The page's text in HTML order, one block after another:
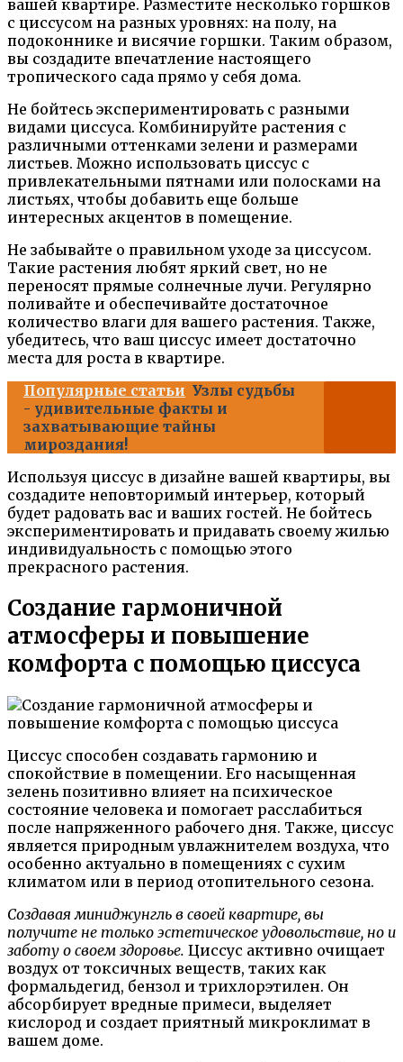
вашей квартире. Разместите несколько горшков
с циссусом на разных уровнях: на полу, на
подоконнике и висячие горшки. Таким образом,
вы создадите впечатление настоящего
тропического сада прямо у себя дома.
Не бойтесь экспериментировать с разными
видами циссуса. Комбинируйте растения с
различными оттенками зелени и размерами
листьев. Можно использовать циссус с
привлекательными пятнами или полосками на
листьях, чтобы добавить еще больше
интересных акцентов в помещение.
Не забывайте о правильном уходе за циссусом.
Такие растения любят яркий свет, но не
переносят прямые солнечные лучи. Регулярно
поливайте и обеспечивайте достаточное
количество влаги для вашего растения. Также,
убедитесь, что ваш циссус имеет достаточно
места для роста в квартире.
Популярные статьи Узлы судьбы
- удивительные факты и
захватывающие тайны
мироздания!
Используя циссус в дизайне вашей квартиры, вы
создадите неповторимый интерьер, который
будет радовать вас и ваших гостей. Не бойтесь
экспериментировать и придавать своему жилью
индивидуальность с помощью этого
прекрасного растения.
Создание гармоничной
атмосферы и повышение
комфорта с помощью циссуса
Циссус способен создавать гармонию и
спокойствие в помещении. Его насыщенная
зелень позитивно влияет на психическое
состояние человека и помогает расслабиться
после напряженного рабочего дня. Также, циссус
является природным увлажнителем воздуха, что
особенно актуально в помещениях с сухим
климатом или в период отопительного сезона.
Создавая миниджунгль в своей квартире, вы
получите не только эстетическое удовольствие, но и
заботу о своем здоровье. Циссус активно очищает
воздух от токсичных веществ, таких как
формальдегид, бензол и трихлорэтилен. Он
абсорбирует вредные примеси, выделяет
кислород и создает приятный микроклимат в
вашем доме.